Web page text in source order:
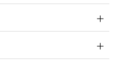
ィツーリングワゴン